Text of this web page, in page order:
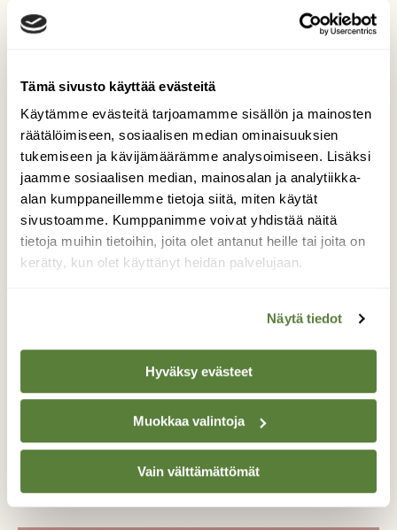
Tämä sivusto käyttää evästeitä
Käytämme evästeitä tarjoamamme sisällön ja mainosten
räätälöimiseen, sosiaalisen median ominaisuuksien
tukemiseen ja kävijämäärämme analysoimiseen. Lisäksi
jaamme sosiaalisen median, mainosalan ja analytiikka-
alan kumppaneillemme tietoja siitä, miten käytät
sivustoamme. Kumppanimme voivat yhdistää näitä
tietoja muihin tietoihin, joita olet antanut heille tai joita on
kerätty, kun olet käyttänyt heidän palvelujaan.
Näytä tiedot
Hyväksy evästeet
Muokkaa valintoja
Vain välttämättömät
Krista Ylinen
Krista Ylinen on Etelä-Suomessa asuva, mutta
sielunsa pohjoiseen unohtanut valokuvaaja. Hän vie
lukijat Suomen luontoon, maisemiin ja hetkiin, joiden
mittaamattoman arvon hän haluaisi jokaisen
suomalaisen näkevän. Vuosi(a) pohjoisessa -blogissa
Krista kuvailee työtään ammattiluontokuvaajana ja
www.facebook.com/kristaylinenphotography
KRISTA YLINEN
KRISTA YLINEN PHOTOGRAPHY
KYLLÄ SE JÄÄ
MUUTTO
VUOSI(A) POHJOISESSA